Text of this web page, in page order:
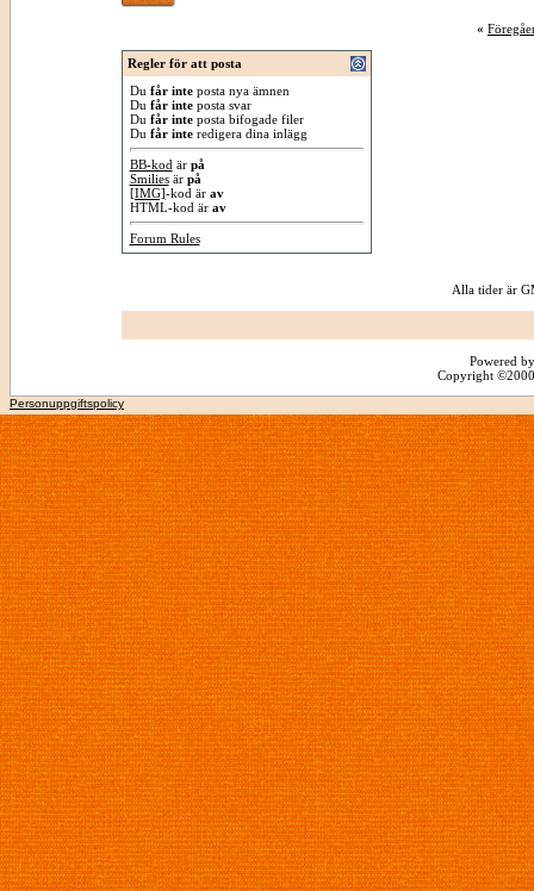
«
Regler för att posta
Du får inteposta nya ämnen
Du får inteposta svar
Du får inteposta bifogade filer
Du får interedigera dina inlägg
BB-kod är på
Smiliesär på
[IMG]-kod är av
HTML-kod är av
Forum Rules
Alla tider är
Powered
Copyright
Personuppgiftspolicy